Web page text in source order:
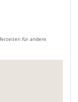
für andere